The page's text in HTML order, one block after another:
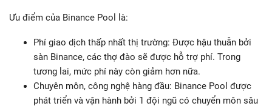
Ưu điểm của Binance Pool là:
Phí giao dịch thấp nhất thị trường: Được hậu thuẫn bởi
sàn Binance, các thợ đào sẽ được hỗ trợ phí. Trong
tương lai, mức phí này còn giảm hơn nữa.
Chuyên môn, công nghệ hàng đầu: Binance Pool được
phát triển và vận hành bởi 1 đội ngũ có chuyển môn sâu